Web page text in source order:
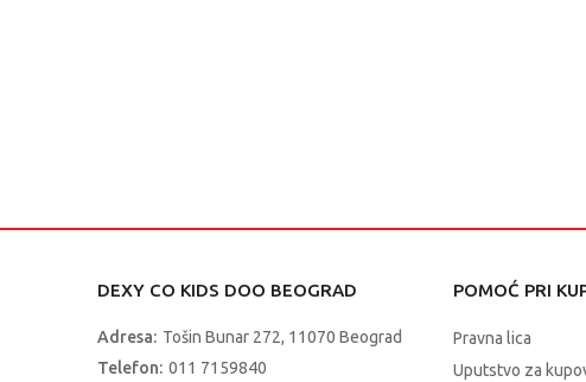
DEXY CO KIDS DOO BEOGRAD
Adresa: Tošin Bunar 272, 11070 Beograd
Telefon: 011 7159840
POMOĆ PRI
Pravna lica
Uputstvo za